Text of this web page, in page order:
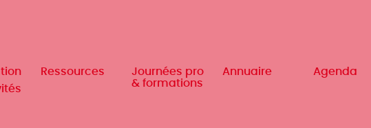
Ressources
Journées pro
& formations
Annuaire Agenda
Ressources
Journées pro
& formations
Annuaire Agenda